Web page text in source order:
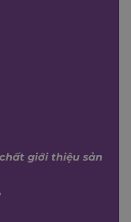
giới thiệu sản